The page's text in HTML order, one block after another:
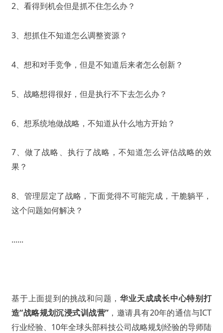
2、看得到机会但是抓不住怎么办？
3、想抓住不知道怎么调整资源？
4、想和对手竞争，但是不知道后来者怎么创新？
5、战略想得很好，但是执行不下去怎么办？
6、想系统地做战略，不知道从什么地方开始？
7、做了战略、执行了战略，不知道怎么评估战略的效
果？
8、管理层定了战略，下面觉得不可能完成，干脆躺平，
这个问题如何解决？
......
基于上面提到的挑战和问题，华业天成成长中心特别打
造“战略规划沉浸式训战营” ，邀请具有20年的通信与ICT
行业经验、10年全球头部科技公司战略规划经验的导师陆